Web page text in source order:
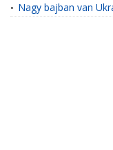
• Nagy bajban van